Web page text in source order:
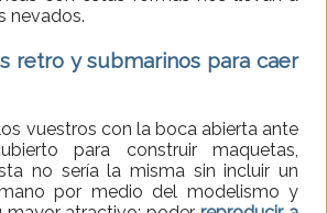
nevados.
retro y submarinos para caer
vuestros con la boca abierta ante
para construir maquetas,
no sería la misma sin incluir un
por medio del modelismo y